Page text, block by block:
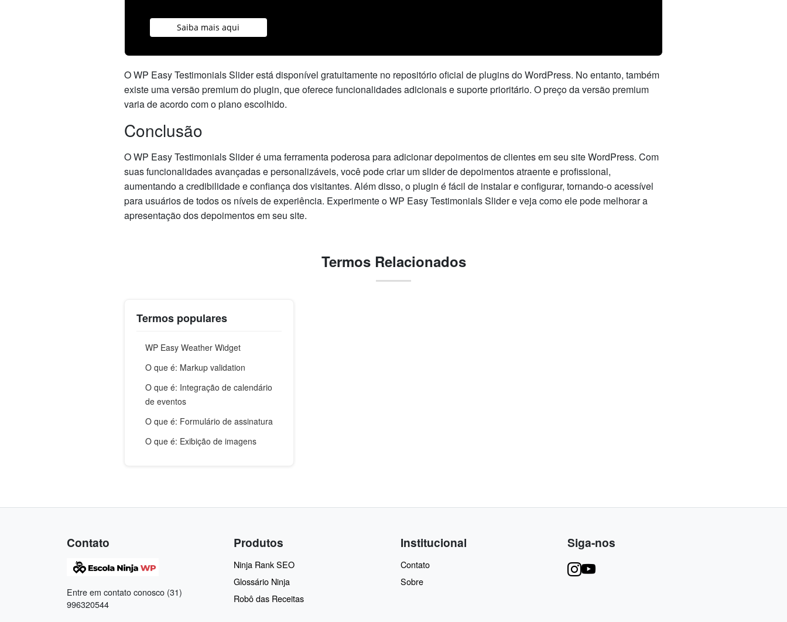
Saiba mais aqui
O WP Easy Testimonials Slider está disponível gratuitamente no repositório oficial de plugins do WordPress. No entanto, também
existe uma versão premium do plugin, que oferece funcionalidades adicionais e suporte prioritário. O preço da versão premium
varia de acordo com o plano escolhido.
Conclusão
O WP Easy Testimonials Slider é uma ferramenta poderosa para adicionar depoimentos de clientes em seu site WordPress. Com
suas funcionalidades avançadas e personalizáveis, você pode criar um slider de depoimentos atraente e profissional,
aumentando a credibilidade e confiança dos visitantes. Além disso, o plugin é fácil de instalar e configurar, tornando-o acessível
para usuários de todos os níveis de experiência. Experimente o WP Easy Testimonials Slider e veja como ele pode melhorar a
apresentação dos depoimentos em seu site.
Termos Relacionados
Termos populares
WP Easy Weather Widget
O que é: Markup validation
O que é: Integração de calendário
de eventos
O que é: Formulário de assinatura
O que é: Exibição de imagens
Contato
Entre em contato conosco (31)
996320544
Produtos
Ninja Rank SEO
Glossário Ninja
Robô das Receitas
Institucional
Contato
Sobre
Siga-nos